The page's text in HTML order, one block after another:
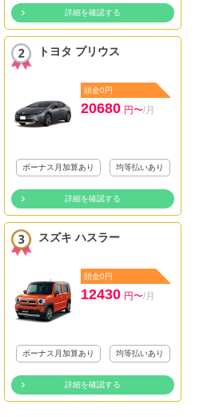
詳細を確認する
トヨタ プリウス
頭金0円
20680 円〜/月
ボーナス月加算あり 均等払いあり
詳細を確認する
スズキ ハスラー
頭金0円
12430 円〜/月
ボーナス月加算あり 均等払いあり
詳細を確認する